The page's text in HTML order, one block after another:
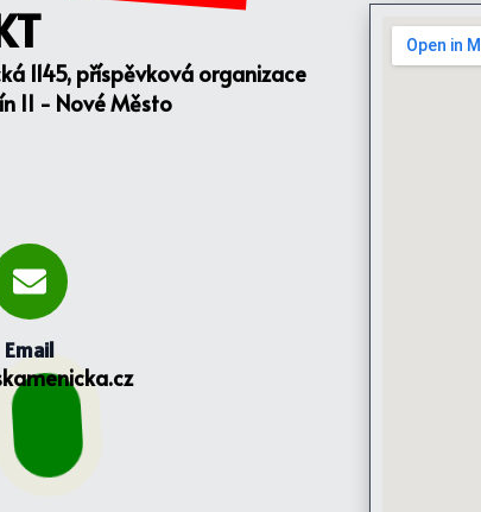
1145, příspěvková organizace
II - Nové Město
Email